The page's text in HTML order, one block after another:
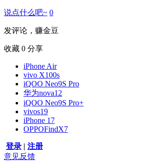
说点什么吧~ 0
发评论，赚金豆
收藏 0 分享
iPhone Air
vivo X100s
iQOO Neo9S Pro
华为nova12
iQOO Neo9S Pro+
vivos19
iPhone 17
OPPOFindX7
登录 | 注册
意见反馈